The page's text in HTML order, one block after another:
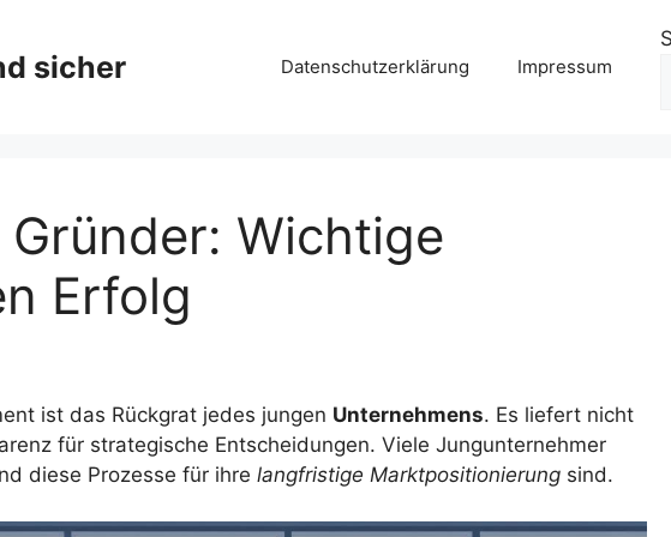
sicher Datenschutzerklärung Impressum
Wichtige
Erfolg
ist das Rückgrat jedes jungen Unternehmens. Es liefert nicht
für strategische Entscheidungen. Viele Jungunternehmer
diese Prozesse für ihre langfristige Marktpositionierung sind.